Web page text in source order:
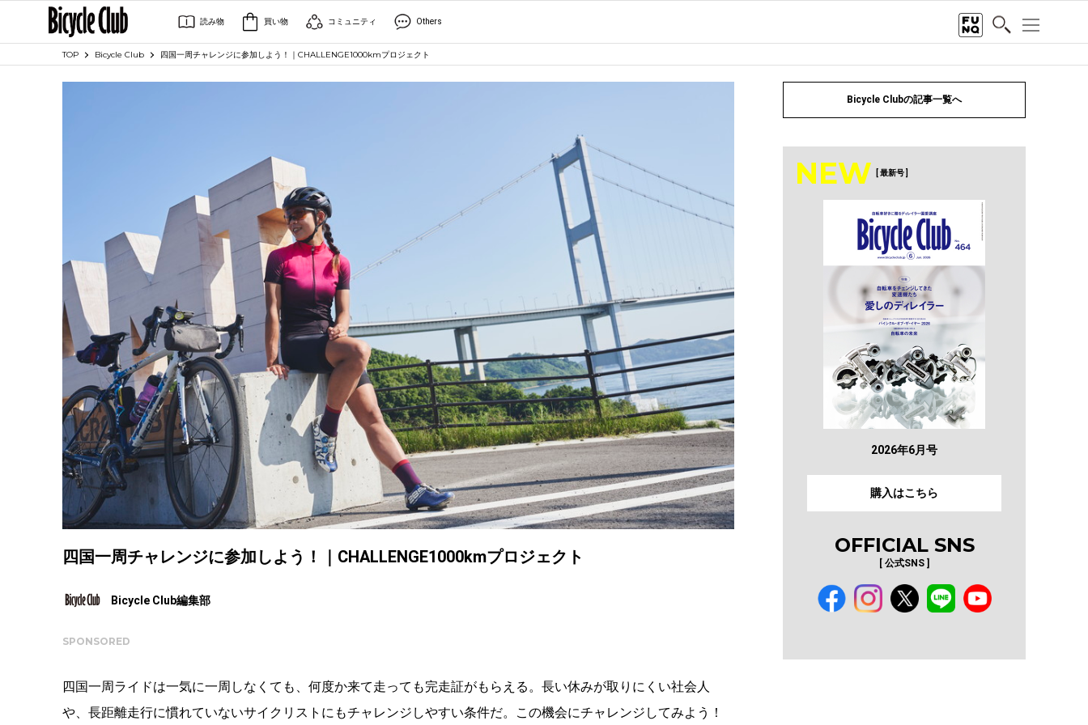
読み物 買い物 コミュニティ Others
TOP Bicycle Club 四国一周チャレンジに参加しよう！｜CHALLENGE1000kmプロジェクト
四国一周チャレンジに参加しよう！｜CHALLENGE1000kmプロジェクト
Bicycle Club編集部
SPONSORED
四国一周ライドは一気に一周しなくても、何度か来て走っても完走証がもらえる。長い休みが取りにくい社会人
や、長距離走行に慣れていないサイクリストにもチャレンジしやすい条件だ。この機会にチャレンジしてみよう！
Bicycle Clubの記事一覧へ
NEW [ 最新号 ]
2026年6月号
購入はこちら
OFFICIAL SNS
[ 公式SNS ]